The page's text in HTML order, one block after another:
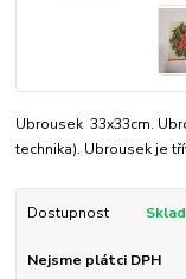
Ubrousek 33x33cm.
technika). Ubrousek je
Dostupnost
Nejsme plátci DPH